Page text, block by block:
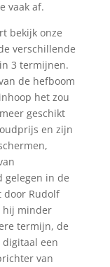
vaak af.
bekijk onze
verschillende
3 termijnen.
de hefboom
het zou
geschikt
en zijn
gelegen in de
door Rudolf
hij minder
termijn, de
digitaal een
van